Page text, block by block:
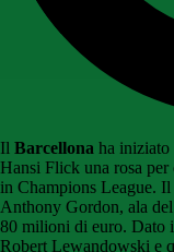
Il Barcellona ha iniziato
Hansi Flick una rosa
in Champions League.
Anthony Gordon, ala
80 milioni di euro. Dato
Robert Lewandowski e